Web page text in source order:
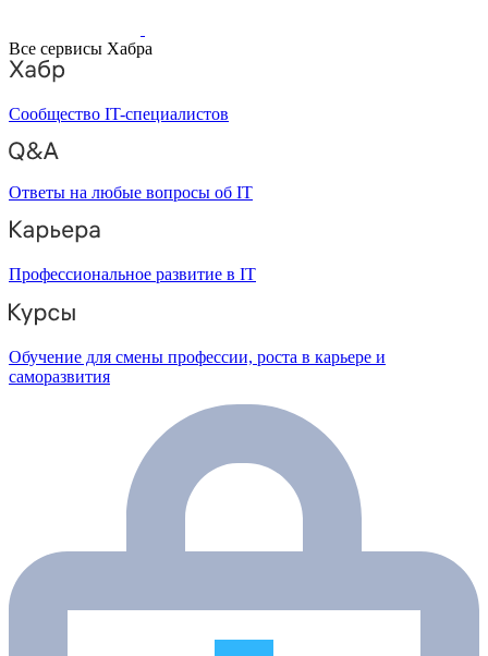
Все сервисы Хабра
Сообщество IT-специалистов
Ответы на любые вопросы об IT
Профессиональное развитие в IT
Обучение для смены профессии, роста в карьере и
саморазвития